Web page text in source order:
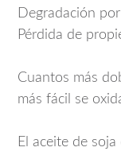
Degradación
Pérdida de
Cuantos más
más fácil se
El aceite de